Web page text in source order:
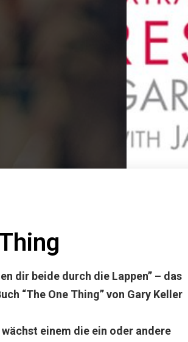
dir beide durch die Lappen” – das
“The One Thing” von Gary Keller
einem die ein oder andere